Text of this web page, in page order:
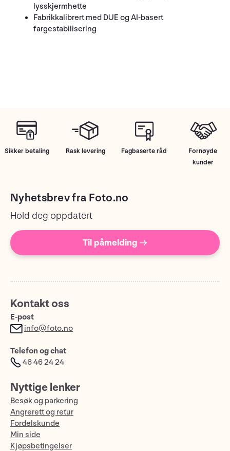
lysskjermhette
Fabrikkalibrert med DUE og AI-basert
fargestabilisering
Sikker betaling Rask levering Fagbaserte råd
Fornøyde
kunder
Nyhetsbrev fra Foto.no
Hold deg oppdatert
Til påmelding →
Kontakt oss
E-post
info@foto.no
Telefon og chat
46 46 24 24
Nyttige lenker
Besøk og parkering
Angrerett og retur
Fordelskunde
Min side
Kjøpsbetingelser